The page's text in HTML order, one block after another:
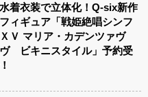
着衣装で立体化！Q-six新作
ィギュア「戦姫絶唱シンフ
Ｖ マリア・カデンツァヴ
ビキニスタイル」予約受